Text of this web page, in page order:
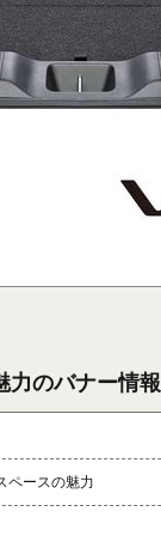
力のバナー情報
ペースの魅力